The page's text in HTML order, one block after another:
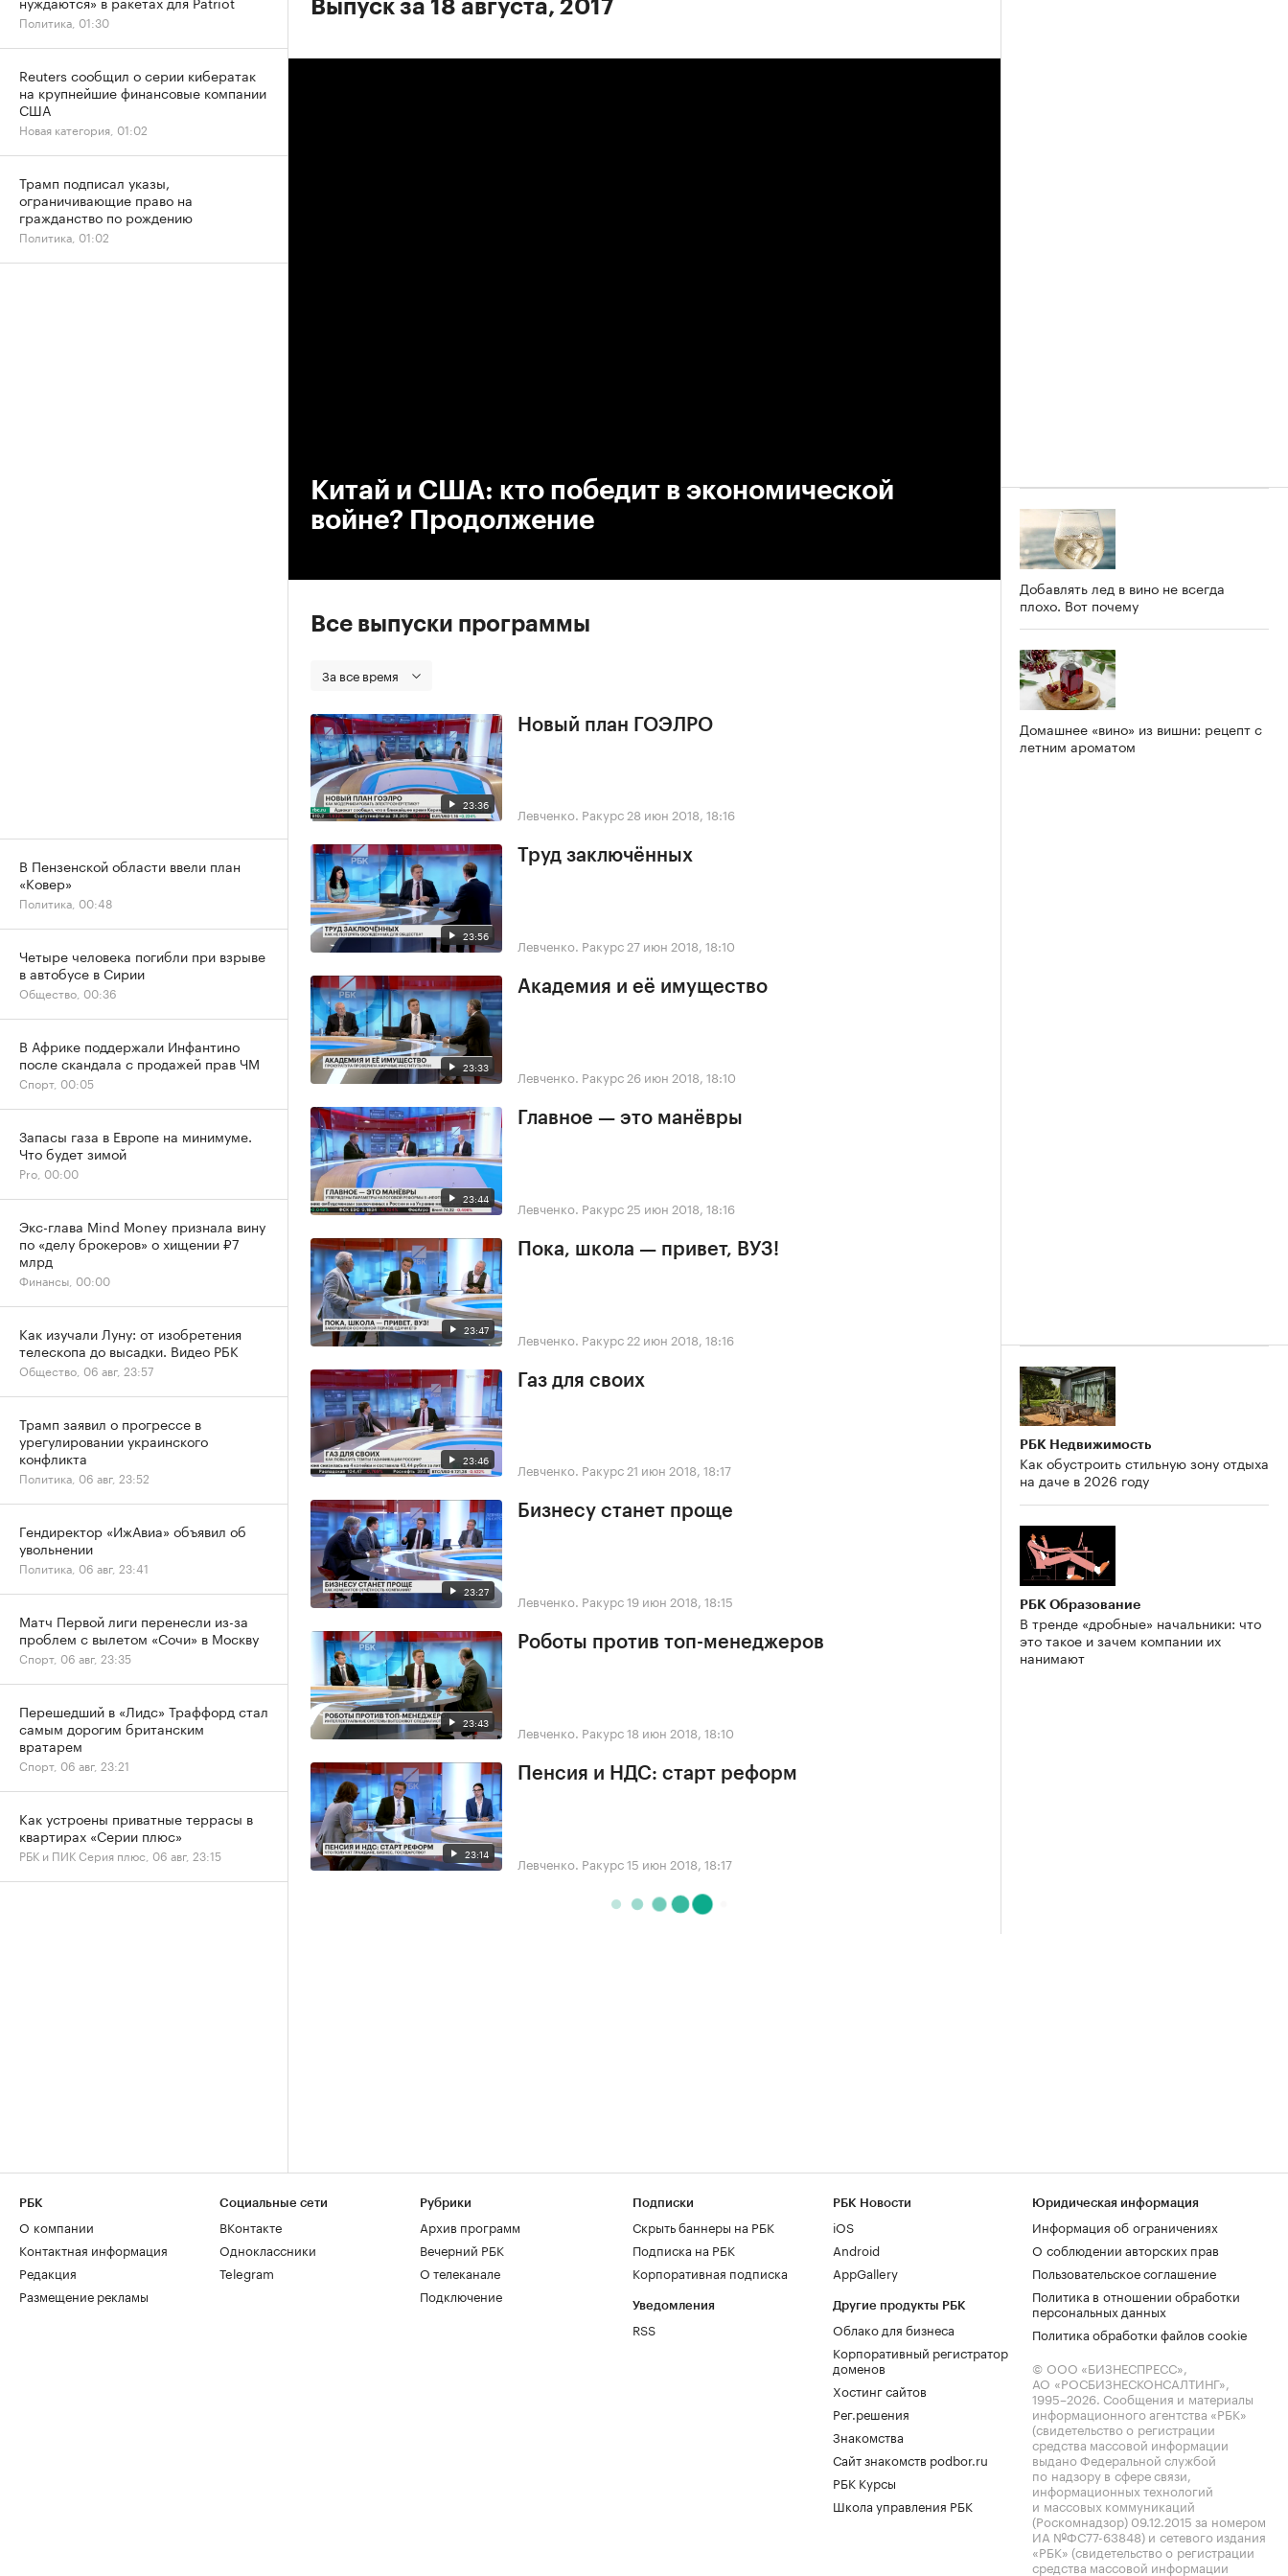
Выпуск за 18 августа, 2017
Китай и США: кто победит в экономической
войне? Продолжение
Все выпуски программы
За все время
23:36
Новый план ГОЭЛРО
Левченко. Ракурс 28 июн 2018, 18:16
23:56
Труд заключённых
Левченко. Ракурс 27 июн 2018, 18:10
23:33
Академия и её имущество
Левченко. Ракурс 26 июн 2018, 18:10
23:44
Главное — это манёвры
Левченко. Ракурс 25 июн 2018, 18:16
23:47
Пока, школа — привет, ВУЗ!
Левченко. Ракурс 22 июн 2018, 18:16
23:46
Газ для своих
Левченко. Ракурс 21 июн 2018, 18:17
23:27
Бизнесу станет проще
Левченко. Ракурс19 июн 2018, 18:15
23:43
Роботы против топ-менеджеров
Левченко. Ракурс18 июн 2018, 18:10
23:14
Пенсия и НДС: старт реформ
Левченко. Ракурс15 июн 2018, 18:17
Добавлять лед в вино не всегда
плохо. Вот почему
Домашнее «вино» из вишни: рецепт с
летним ароматом
РБК Недвижимость
Как обустроить стильную зону отдыха
на даче в 2026 году
РБК Образование
В тренде «дробные» начальники: что
это такое и зачем компании их
нанимают
Политика, 01:30
Reuters сообщил о серии кибератак
на крупнейшие финансовые компании
США
Новая категория, 01:02
Трамп подписал указы,
ограничивающие право на
гражданство по рождению
Политика, 01:02
В Пензенской области ввели план
«Ковер»
Политика, 00:48
Четыре человека погибли при взрыве
в автобусе в Сирии
Общество, 00:36
В Африке поддержали Инфантино
после скандала с продажей прав ЧМ
Спорт, 00:05
Запасы газа в Европе на минимуме.
Что будет зимой
Pro, 00:00
Экс-глава Mind Money признала вину
по «делу брокеров» о хищении ₽7
млрд
Финансы, 00:00
Как изучали Луну: от изобретения
телескопа до высадки. Видео РБК
Общество, 06 авг, 23:57
Трамп заявил о прогрессе в
урегулировании украинского
конфликта
Политика, 06 авг, 23:52
Гендиректор «ИжАвиа» объявил об
увольнении
Политика, 06 авг, 23:41
Матч Первой лиги перенесли из-за
проблем с вылетом «Сочи» в Москву
Спорт, 06 авг, 23:35
Перешедший в «Лидс» Траффорд стал
самым дорогим британским
вратарем
Спорт, 06 авг, 23:21
Как устроены приватные террасы в
квартирах «Серии плюс»
РБК и ПИК Серия плюс, 06 авг, 23:15
РБК
О компании
Контактная информация
Редакция
Размещение рекламы
Социальные сети
ВКонтакте
Одноклассники
Telegram
Рубрики
Архив программ
Вечерний РБК
О телеканале
Подключение
Подписки
Скрыть баннеры на РБК
Подписка на РБК
Корпоративная подписка
Уведомления
RSS
РБК Новости
iOS
Android
AppGallery
Другие продукты РБК
Облако для бизнеса
Корпоративный регистратор
доменов
Хостинг сайтов
Рег.решения
Знакомства
Сайт знакомств podbor.ru
РБК Курсы
Школа управления РБК
Юридическая информация
Информация об ограничениях
О соблюдении авторских прав
Пользовательское соглашение
Политика в отношении обработки
персональных данных
Политика обработки файлов cookie
© ООО «БИЗНЕСПРЕСС»,
АО «РОСБИЗНЕСКОНСАЛТИНГ»,
1995–2026. Сообщения и материалы
информационного агентства «РБК»
(свидетельство о регистрации
средства массовой информации
выдано Федеральной службой
по надзору в сфере связи,
информационных технологий
и массовых коммуникаций
(Роскомнадзор) 09.12.2015 за номером
ИА №ФС77-63848) и сетевого издания
«РБК» (свидетельство о регистрации
средства массовой информации